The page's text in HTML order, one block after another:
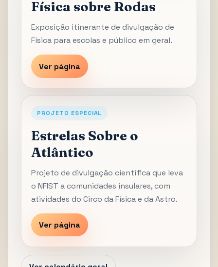
Física sobre Rodas
Exposição itinerante de divulgação de
Física para escolas e público em geral.
Ver página
PROJETO ESPECIAL
Estrelas Sobre o
Atlântico
Projeto de divulgação científica que leva
o NFIST a comunidades insulares, com
atividades do Circo da Física e da Astro.
Ver página